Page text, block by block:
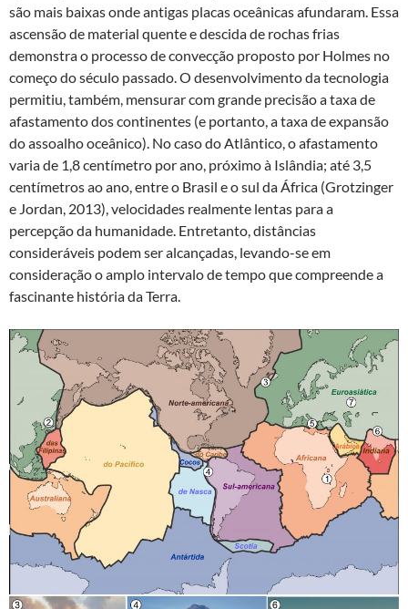
são mais baixas onde antigas placas oceânicas afundaram. Essa
ascensão de material quente e descida de rochas frias
demonstra o processo de convecção proposto por Holmes no
começo do século passado. O desenvolvimento da tecnologia
permitiu, também, mensurar com grande precisão a taxa de
afastamento dos continentes (e portanto, a taxa de expansão
do assoalho oceânico). No caso do Atlântico, o afastamento
varia de 1,8 centímetro por ano, próximo à Islândia; até 3,5
centímetros ao ano, entre o Brasil e o sul da África (Grotzinger
e Jordan, 2013), velocidades realmente lentas para a
percepção da humanidade. Entretanto, distâncias
consideráveis podem ser alcançadas, levando-se em
consideração o amplo intervalo de tempo que compreende a
fascinante história da Terra.